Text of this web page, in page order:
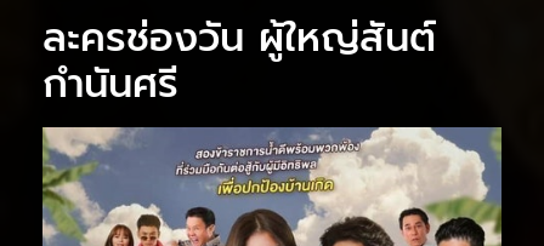
ละครช่องวัน ผู้ใหญ่สันต์
กํานันศรี